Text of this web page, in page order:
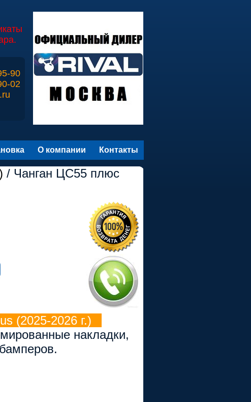
90
02
О компании Контакты
/ Чанган ЦС55 плюс
(2025-2026 г.)
накладки,